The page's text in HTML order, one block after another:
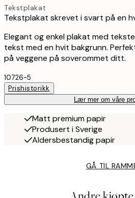
Tekstplakat
Tekstplakat skrevet i svart på en
Elegant og enkel plakat med
tekst med en hvit bakgrunn.
på veggene på soverommet ditt.
10726-5
Prishistorikk
Lær mer om våre
Matt premium papir
Produsert i Sverige
Aldersbestandig papir
GÅ TIL